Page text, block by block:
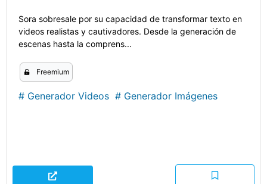
Sora sobresale por su capacidad de transformar texto en
videos realistas y cautivadores. Desde la generación de
escenas hasta la comprens...
Freemium
# Generador Videos # Generador Imágenes